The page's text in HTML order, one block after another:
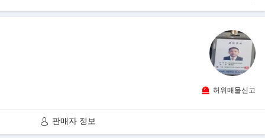
허위매물신고
판매자 정보